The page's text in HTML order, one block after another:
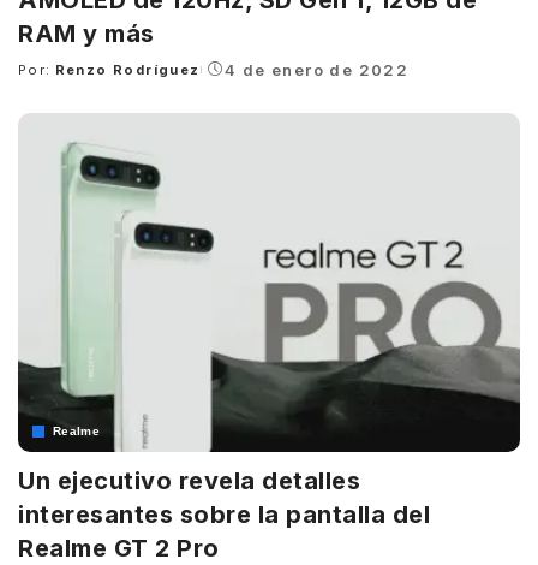
RAM y más
Posted
Por: Renzo Rodríguez 4 de enero de 2022
Realme
Un ejecutivo revela detalles
interesantes sobre la pantalla del
Realme GT 2 Pro